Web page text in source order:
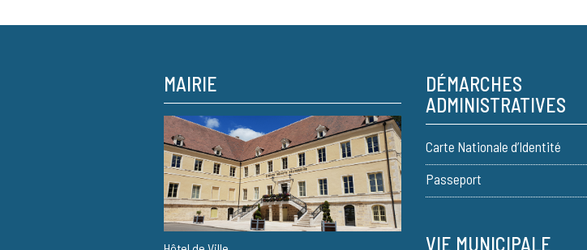
MAIRIE
DÉMARCHES
ADMINISTRATIVES
Carte Nationale d’Identité
Passeport
VIE MUNICIPALE